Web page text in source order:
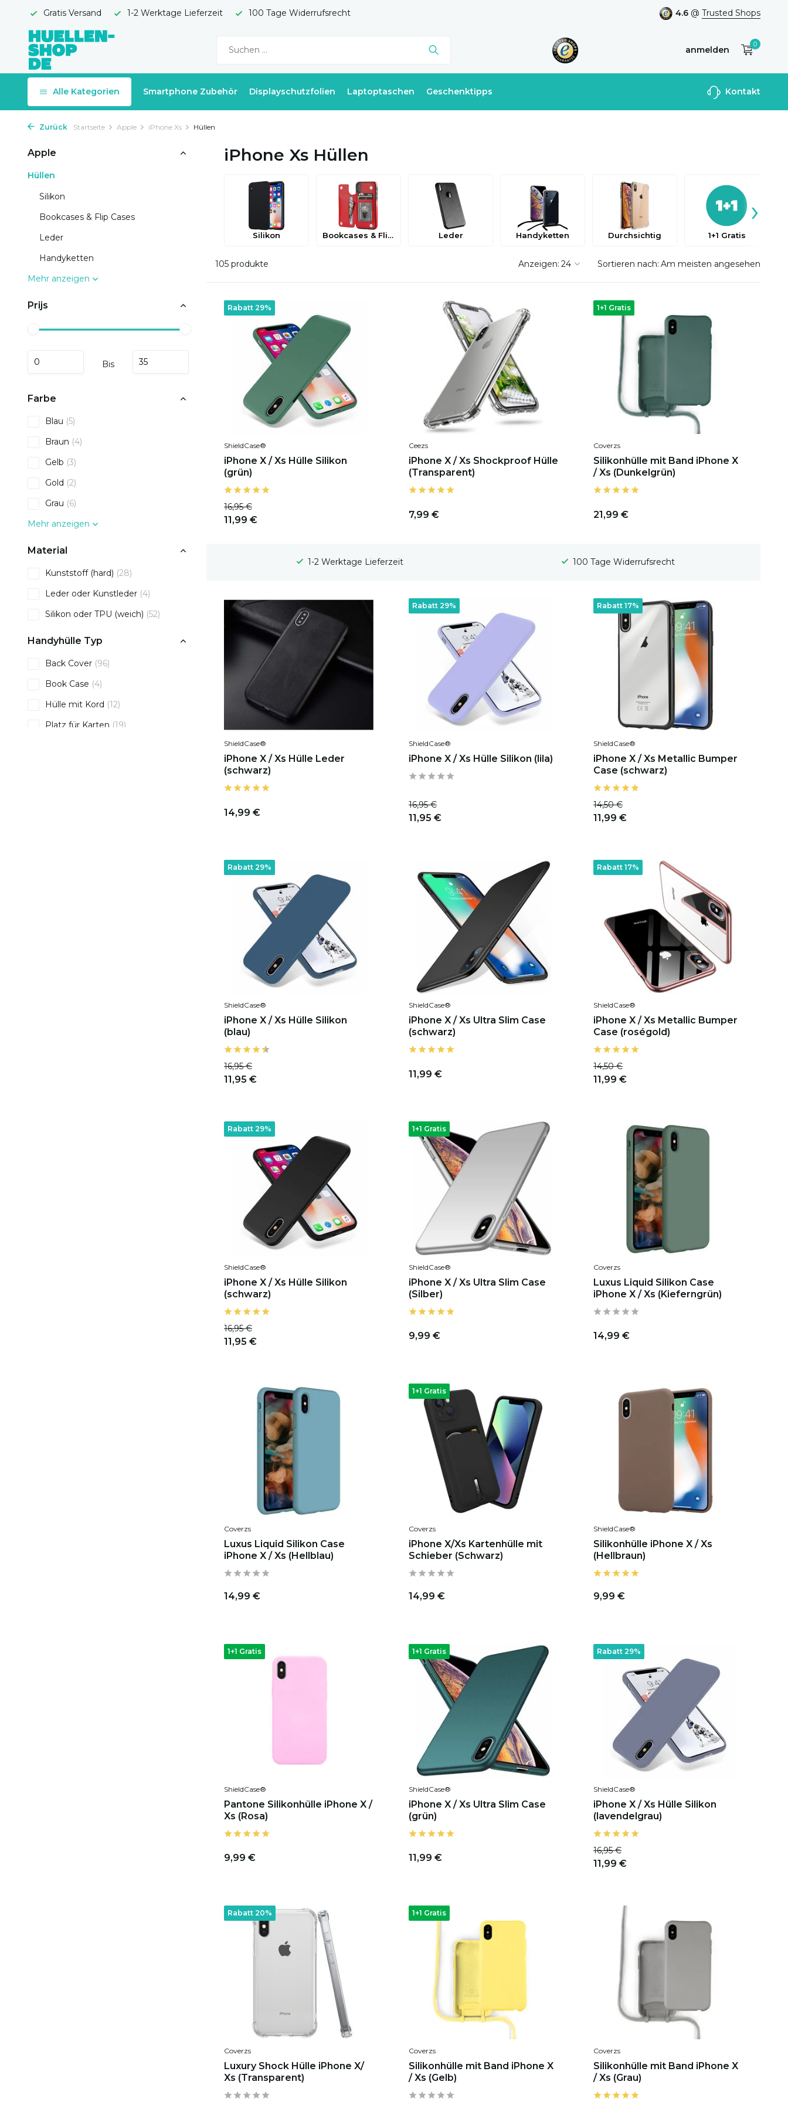
Gratis Versand 1-2 Werktage Lieferzeit 100 Tage Widerrufsrecht 4.6 @ Trusted Shops
anmelden
Benutzerkonto
0
Alle Kategorien Smartphone Zubehör Displayschutzfolien Laptoptaschen Geschenktipps Kontakt
Zurück Startseite Apple iPhone Xs Hüllen
Apple
Hüllen
Silikon
Bookcases & Flip Cases
Leder
Handyketten
Mehr anzeigen
Prijs
Bis
Farbe
Blau (5)
Braun (4)
Gelb (3)
Gold (2)
Grau (6)
Mehr anzeigen
Material
Kunststoff (hard) (28)
Leder oder Kunstleder (4)
Silikon oder TPU (weich) (52)
Handyhülle Typ
Back Cover (96)
Book Case (4)
Hülle mit Kord (12)
Platz für Karten (19)
iPhone Xs Hüllen
Silikon Bookcases & Flip Cases Leder Handyketten Durchsichtig 1+1 Gratis
›
105 produkte Anzeigen: Sortieren nach:
Rabatt 29%
ShieldCase®
iPhone X / Xs Hülle Silikon
(grün)
16,95 €
11,99 €
Ceezs
iPhone X / Xs Shockproof Hülle
(Transparent)
7,99 €
1+1 Gratis
Coverzs
Silikonhülle mit Band iPhone X
/ Xs (Dunkelgrün)
21,99 €
100 Tage Widerrufsrecht Gratis Versand
ShieldCase®
iPhone X / Xs Hülle Leder
(schwarz)
14,99 €
Rabatt 29%
ShieldCase®
iPhone X / Xs Hülle Silikon (lila)
16,95 €
11,95 €
Rabatt 17%
ShieldCase®
iPhone X / Xs Metallic Bumper
Case (schwarz)
14,50 €
11,99 €
Rabatt 29%
ShieldCase®
iPhone X / Xs Hülle Silikon
(blau)
16,95 €
11,95 €
ShieldCase®
iPhone X / Xs Ultra Slim Case
(schwarz)
11,99 €
Rabatt 17%
ShieldCase®
iPhone X / Xs Metallic Bumper
Case (roségold)
14,50 €
11,99 €
Rabatt 29%
ShieldCase®
iPhone X / Xs Hülle Silikon
(schwarz)
16,95 €
11,95 €
1+1 Gratis
ShieldCase®
iPhone X / Xs Ultra Slim Case
(Silber)
9,99 €
Coverzs
Luxus Liquid Silikon Case
iPhone X / Xs (Kieferngrün)
14,99 €
Coverzs
Luxus Liquid Silikon Case
iPhone X / Xs (Hellblau)
14,99 €
1+1 Gratis
Coverzs
iPhone X/Xs Kartenhülle mit
Schieber (Schwarz)
14,99 €
ShieldCase®
Silikonhülle iPhone X / Xs
(Hellbraun)
9,99 €
1+1 Gratis
ShieldCase®
Pantone Silikonhülle iPhone X /
Xs (Rosa)
9,99 €
1+1 Gratis
ShieldCase®
iPhone X / Xs Ultra Slim Case
(grün)
11,99 €
Rabatt 29%
ShieldCase®
iPhone X / Xs Hülle Silikon
(lavendelgrau)
16,95 €
11,99 €
Rabatt 20%
Coverzs
Luxury Shock Hülle iPhone X/
Xs (Transparent)
1+1 Gratis
Coverzs
Silikonhülle mit Band iPhone X
/ Xs (Gelb)
Coverzs
Silikonhülle mit Band iPhone X
/ Xs (Grau)